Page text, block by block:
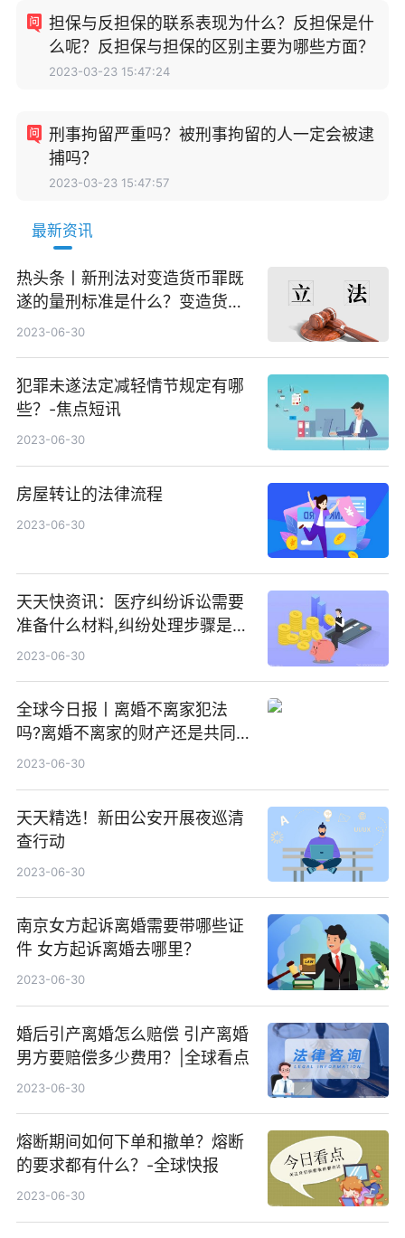
担保与反担保的联系表现为什么？反担保是什
么呢？反担保与担保的区别主要为哪些方面？
2023-03-23 15:47:24
刑事拘留严重吗？被刑事拘留的人一定会被逮
捕吗？
2023-03-23 15:47:57
最新资讯
热头条丨新刑法对变造货币罪既
遂的量刑标准是什么？变造货币
罪既遂的刑事责任是什么？
2023-06-30
犯罪未遂法定减轻情节规定有哪
些？-焦点短讯
2023-06-30
房屋转让的法律流程
2023-06-30
天天快资讯：医疗纠纷诉讼需要
准备什么材料,纠纷处理步骤是什
么
2023-06-30
全球今日报丨离婚不离家犯法
吗?离婚不离家的财产还是共同
财产吗?离婚不离家需要签协议
2023-06-30
天天精选！新田公安开展夜巡清
查行动
2023-06-30
南京女方起诉离婚需要带哪些证
件 女方起诉离婚去哪里？
2023-06-30
婚后引产离婚怎么赔偿 引产离婚
男方要赔偿多少费用？|全球看点
2023-06-30
熔断期间如何下单和撤单？熔断
的要求都有什么？-全球快报
2023-06-30